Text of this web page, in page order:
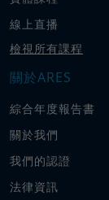
線上直播
檢視所有課程
關於ARES
綜合年度報告書
關於我們
我們的認證
法律資訊